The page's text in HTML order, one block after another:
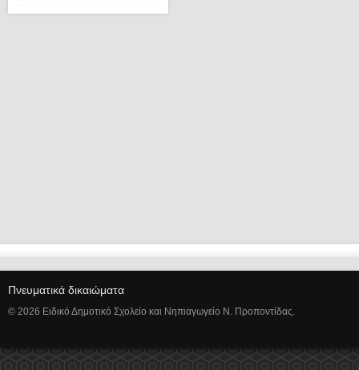
Πνευματικά δικαιώματα
© 2026 Ειδικό Δημοτικό Σχολείο και Νηπιαγωγείο Ν. Προποντίδας.